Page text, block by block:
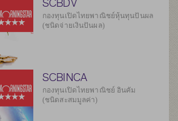
กองทุนเปิดไทยพาณิชย์หุ้นทุนปันผล
(ชนิดจ่ายเงินปันผล)
SCBINCA
กองทุนเปิดไทยพาณิชย์ อินคัม
(ชนิดสะสมมูลค่า)